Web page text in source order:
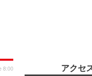
8:00 アクセ